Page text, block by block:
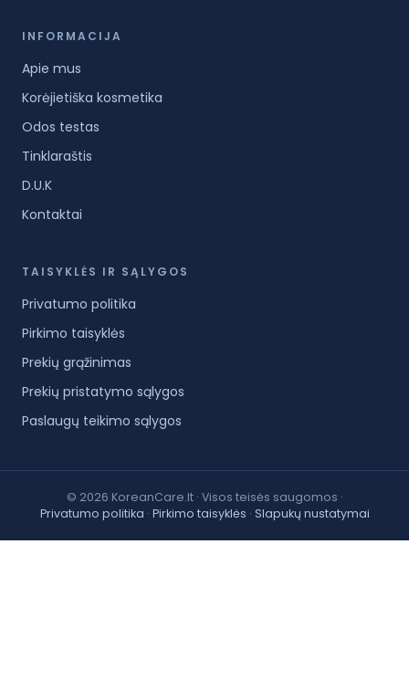
INFORMACIJA
Apie mus
Korėjietiška kosmetika
Odos testas
Tinklaraštis
D.U.K
Kontaktai
TAISYKLĖS IR SĄLYGOS
Privatumo politika
Pirkimo taisyklės
Prekių grąžinimas
Prekių pristatymo sąlygos
Paslaugų teikimo sąlygos
© 2026 KoreanCare.lt · Visos teisės saugomos ·
Privatumo politika · Pirkimo taisyklės · Slapukų nustatymai